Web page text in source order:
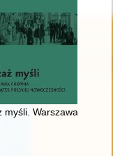
myśli. Warszawa